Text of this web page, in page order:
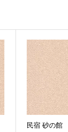
民宿 砂の館